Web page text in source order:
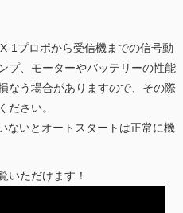
1プロポから受信機までの信号動
プ、モーターやバッテリーの性能
なう場合がありますので、その際
ださい。
ないとオートスタートは正常に機
いただけます！